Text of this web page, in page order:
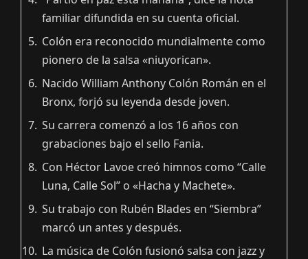
familiar difundida en su cuenta oficial.
Colón era reconocido mundialmente como
pionero de la salsa «niuyorican».
Nacido William Anthony Colón Román en el
Bronx, forjó su leyenda desde joven.
Su carrera comenzó a los 16 años con
grabaciones bajo el sello Fania.
Con Héctor Lavoe creó himnos como “Calle
Luna, Calle Sol” o «Hacha y Machete».
Su trabajo con Rubén Blades en “Siembra”
marcó un antes y después.
La música de Colón fusionó salsa con jazz y